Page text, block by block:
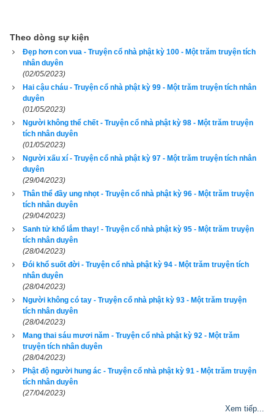
vô cớ mà cười bao giờ. Nay vì nhân duyên gì mà Phật mỉm
cười, xin giảng giải cho được biết.”
Phật bảo A-nan: “Ngươi có nhìn thấy người trưởng giả đây
sau khi khỏi bệnh phát tâm cúng dường ta và chư tăng hay
chăng?” A-nan thưa: “Bạch Thế Tôn, con đã thấy.”
Phật nói: “Về sau người này sẽ thành Phật hiệu là Thích-ca
Mâu-ni, rộng độ chúng sanh nhiều vô số. Vì nhân duyên ấy
mà ta mỉm cười.”
Các vị tỳ-kheo nghe Phật thuyết nhân duyên này xong thảy
đều vui mừng tin nhận.
Hãy ủng hộ website bằng cách truy cập lịch vạn niên trên
xemvm.com. Lịch vạn niên của chúng tôi không chỉ có các
tính năng cơ bản như đổi lịch dương sang lịch âm, lịch can
chi, lịch tiết khí
ngày theo Ngọc hạp thông thư, xem ngày theo nhị thập bát tú
mà còn có nhiều tính năng nâng cao khác như
xung khắc với tuổi
theo Lục Diệu,
xem ngày theo Đổng Công tuyển nhật (12
trực), Bành Tổ kỵ nhật
chọn hướng tốt xuất hành, xem giờ tốt theo Lý Thuần Phong
Quỷ Cốc Tử, xem ngày tốt xấu theo dân gian…nên vinh dự
được độc giả bình chọn là phần mềm lịch vạn niên số 1 hiện
Theo dòng sự kiện
Đẹp hơn con vua - Truyện cổ nhà phật kỳ 100 - Một trăm truyện tích
nhân duyên
(02/05/2023)
Hai cậu cháu - Truyện cổ nhà phật kỳ 99 - Một trăm truyện tích nhân
duyên
(01/05/2023)
Người không thể chết - Truyện cổ nhà phật kỳ 98 - Một trăm truyện
tích nhân duyên
(01/05/2023)
Người xấu xí - Truyện cổ nhà phật kỳ 97 - Một trăm truyện tích nhân
duyên
(29/04/2023)
Thân thể đầy ung nhọt - Truyện cổ nhà phật kỳ 96 - Một trăm truyện
tích nhân duyên
(29/04/2023)
Sanh tử khổ lắm thay! - Truyện cổ nhà phật kỳ 95 - Một trăm truyện
tích nhân duyên
(28/04/2023)
Đói khổ suốt đời - Truyện cổ nhà phật kỳ 94 - Một trăm truyện tích
nhân duyên
(28/04/2023)
Người không có tay - Truyện cổ nhà phật kỳ 93 - Một trăm truyện
tích nhân duyên
(28/04/2023)
Mang thai sáu mươi năm - Truyện cổ nhà phật kỳ 92 - Một trăm
truyện tích nhân duyên
(28/04/2023)
Phật độ người hung ác - Truyện cổ nhà phật kỳ 91 - Một trăm truyện
tích nhân duyên
(27/04/2023)
Xem tiếp...